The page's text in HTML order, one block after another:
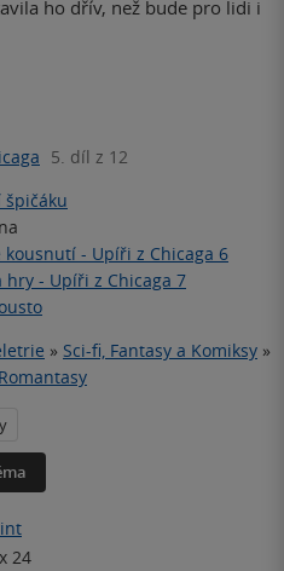
ho dřív, než bude pro lidi i
5. díl z 12
špičáku
kousnutí - Upíři z Chicaga 6
hry - Upíři z Chicaga 7
» Sci-fi, Fantasy a Komiksy »
Romantasy
24